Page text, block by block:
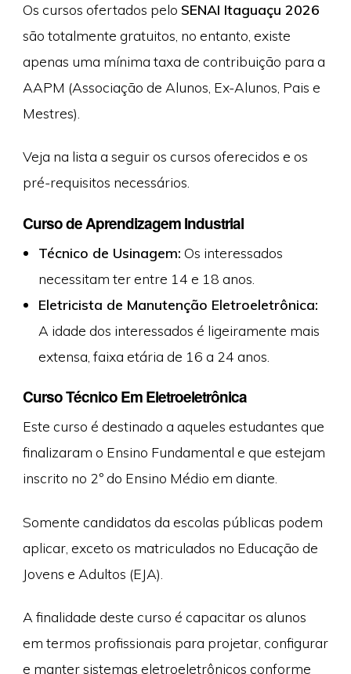
Os cursos ofertados pelo SENAI Itaguaçu 2026
são totalmente gratuitos, no entanto, existe
apenas uma mínima taxa de contribuição para a
AAPM (Associação de Alunos, Ex-Alunos, Pais e
Mestres).
Veja na lista a seguir os cursos oferecidos e os
pré-requisitos necessários.
Curso de Aprendizagem Industrial
Técnico de Usinagem: Os interessados
necessitam ter entre 14 e 18 anos.
Eletricista de Manutenção Eletroeletrônica:
A idade dos interessados é ligeiramente mais
extensa, faixa etária de 16 a 24 anos.
Curso Técnico Em Eletroeletrônica
Este curso é destinado a aqueles estudantes que
finalizaram o Ensino Fundamental e que estejam
inscrito no 2º do Ensino Médio em diante.
Somente candidatos da escolas públicas podem
aplicar, exceto os matriculados no Educação de
Jovens e Adultos (EJA).
A finalidade deste curso é capacitar os alunos
em termos profissionais para projetar, configurar
e manter sistemas eletroeletrônicos conforme